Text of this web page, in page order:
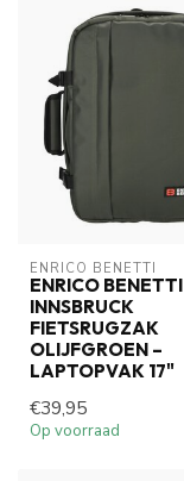
ENRICO BENETTI
ENRICO BENETTI
INNSBRUCK
FIETSRUGZAK
OLIJFGROEN –
LAPTOPVAK 17"
€39,95
Op voorraad